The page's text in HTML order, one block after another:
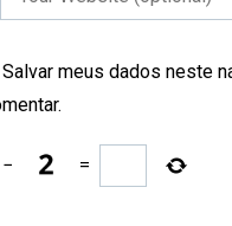
Salvar meus dados neste
=